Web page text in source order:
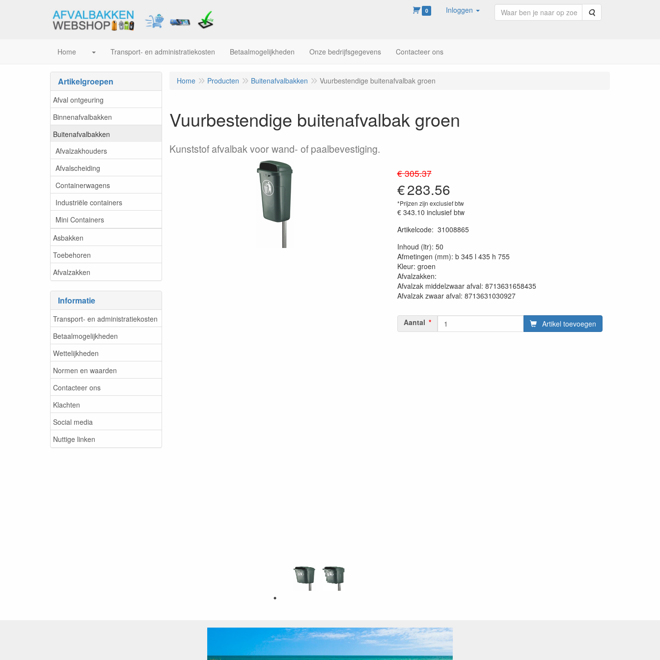
0 Inloggen Zoeken
Home Transport- en administratiekosten Betaalmogelijkheden Onze bedrijfsgegevens Contacteer ons
Artikelgroepen
Afval ontgeuring
Binnenafvalbakken
Buitenafvalbakken
Afvalzakhouders
Afvalscheiding
Containerwagens
Industriële containers
Mini Containers
Asbakken
Toebehoren
Afvalzakken
Informatie
Transport- en administratiekosten
Betaalmogelijkheden
Wettelijkheden
Normen en waarden
Contacteer ons
Klachten
Social media
Nuttige linken
Home Producten Buitenafvalbakken Vuurbestendige buitenafvalbak groen
Vuurbestendige buitenafvalbak groen
Kunststof afvalbak voor wand- of paalbevestiging.
€ 305.37
€283.56
*Prijzen zijn exclusief btw
€ 343.10 inclusief btw
Artikelcode: 31008865
Inhoud (ltr): 50
Afmetingen (mm): b 345 l 435 h 755
Kleur: groen
Afvalzakken:
Afvalzak middelzwaar afval: 8713631658435
Afvalzak zwaar afval: 8713631030927
Aantal Artikel toevoegen